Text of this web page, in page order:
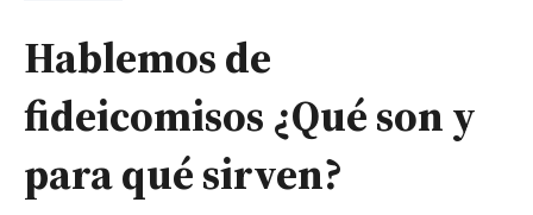
Hablemos de
fideicomisos ¿Qué son y
para qué sirven?